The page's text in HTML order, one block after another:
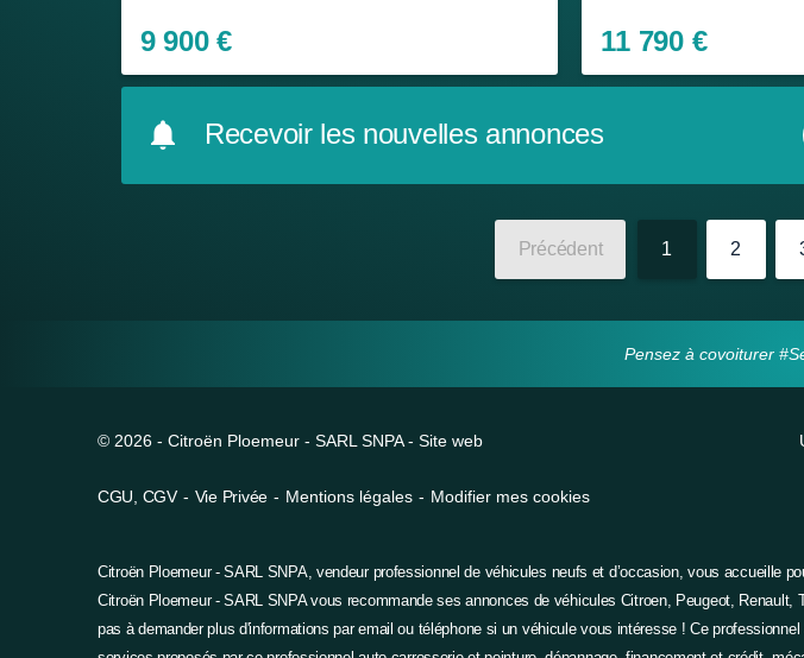
9 900 € 11 790 €
Recevoir les nouvelles annonces
Précédent 1 2
Pensez à covoiturer
© 2026 - Citroën Ploemeur - SARL SNPA - Site web
CGU CGV - Vie Privée - Mentions légales - Modifier mes cookies
Citroën Ploemeur - SARL SNPA, vendeur professionnel de véhicules neufs et d’occasion, vous accueille
Citroën Ploemeur - SARL SNPA vous recommande ses annonces de véhicules Citroen, Peugeot, Renault,
pas à demander plus d'informations par email ou téléphone si un véhicule vous intéresse ! Ce